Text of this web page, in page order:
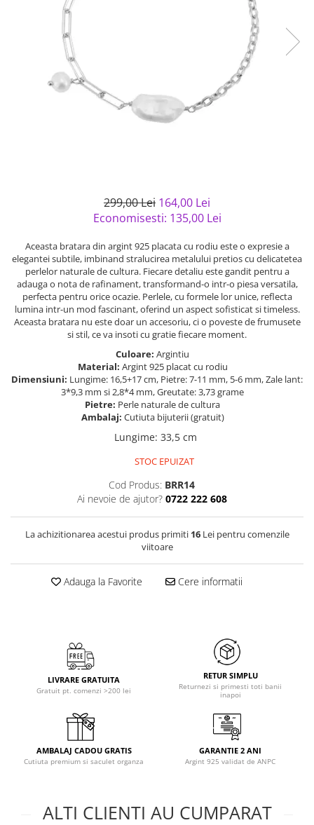
semipretioase
Bijuterii argint placat cu aur
Bijuterii argint cu diverse
materiale
Bijuterii argint cu murano
Bijuterii de Lux
Bijuterii gotice si rock
Bijuterii Handmade
Bijuterii fantezie
Casete si cutii de bijuterii
299,00 Lei 164,00 Lei
Economisesti: 135,00 Lei
Aceasta bratara din argint 925 placata cu rodiu este o expresie a
elegantei subtile, imbinand stralucirea metalului pretios cu delicatetea
perlelor naturale de cultura. Fiecare detaliu este gandit pentru a
adauga o nota de rafinament, transformand-o intr-o piesa versatila,
perfecta pentru orice ocazie. Perlele, cu formele lor unice, reflecta
lumina intr-un mod fascinant, oferind un aspect sofisticat si timeless.
Aceasta bratara nu este doar un accesoriu, ci o poveste de frumusete
si stil, ce va insoti cu gratie fiecare moment.
Culoare: Argintiu
Material: Argint 925 placat cu rodiu
Dimensiuni: Lungime: 16,5+17 cm, Pietre: 7-11 mm, 5-6 mm, Zale lant:
3*9,3 mm si 2,8*4 mm, Greutate: 3,73 grame
Pietre: Perle naturale de cultura
Ambalaj: Cutiuta bijuterii (gratuit)
Lungime: 33,5 cm
STOC EPUIZAT
Cod Produs: BRR14
Ai nevoie de ajutor? 0722 222 608
La achizitionarea acestui produs primiti 16Lei pentru comenzile
viitoare
Adauga la Favorite Cere informatii
LIVRARE GRATUITA
Gratuit pt. comenzi >200 lei
RETUR SIMPLU
Returnezi si primesti toti banii
inapoi
AMBALAJ CADOU GRATIS
Cutiuta premium si saculet organza
GARANTIE 2 ANI
Argint 925 validat de ANPC
ALTI CLIENTI AU CUMPARAT